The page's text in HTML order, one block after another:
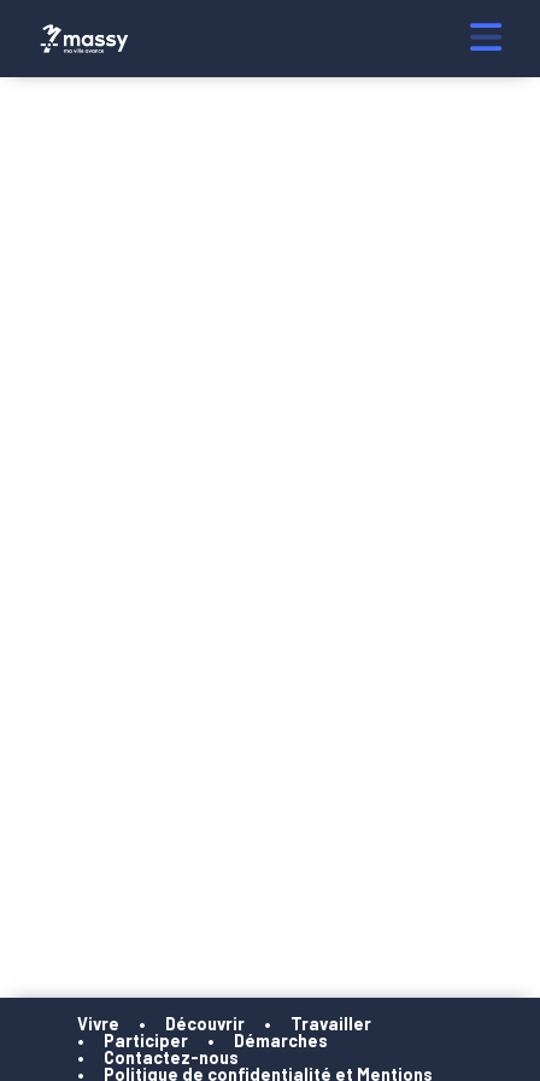
Vivre Découvrir
Travailler
Participer
Démarches
Contactez-nous
Politique de confidentialité et Mentions